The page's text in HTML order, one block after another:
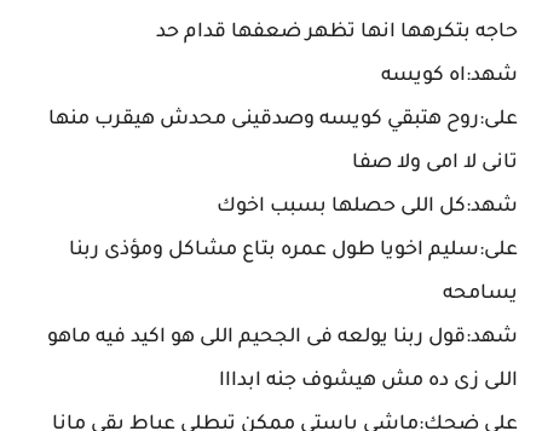
حاجه بتكرهها انها تظهر ضعفها قدام حد
شهد:اه كويسه
على:روح هتبقي كويسه وصدقينى محدش هيقرب منها
تانى لا امى ولا صفا
شهد:كل اللى حصلها بسبب اخوك
على:سليم اخويا طول عمره بتاع مشاكل ومؤذى ربنا
يسامحه
شهد:قول ربنا يولعه فى الجحيم اللى هو اكيد فيه ماهو
اللى زى ده مش هيشوف جنه ابدااا
على ضحك:ماشي ياستى ممكن تبطلى عياط بقي مانا